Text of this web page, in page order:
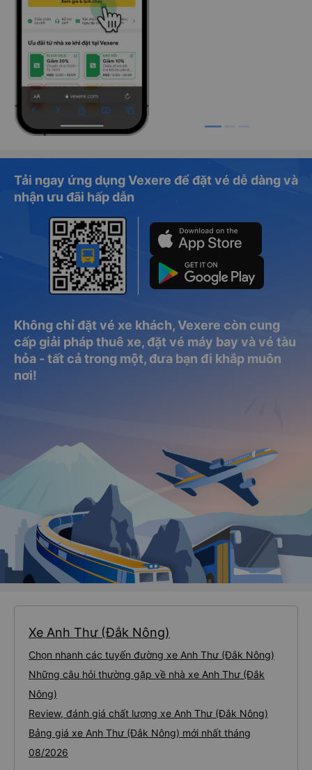
Tải ngay ứng dụng Vexere để đặt vé dễ dàng và
nhận ưu đãi hấp dẫn
Không chỉ đặt vé xe khách, Vexere còn cung
cấp giải pháp thuê xe, đặt vé máy bay và vé tàu
hỏa - tất cả trong một, đưa bạn đi khắp muôn
nơi!
Xe Anh Thư (Đắk Nông)
Chọn nhanh các tuyến đường xe Anh Thư (Đắk Nông)
Những câu hỏi thường gặp về nhà xe Anh Thư (Đắk
Nông)
Review, đánh giá chất lượng xe Anh Thư (Đắk Nông)
Bảng giá xe Anh Thư (Đắk Nông) mới nhất tháng
08/2026